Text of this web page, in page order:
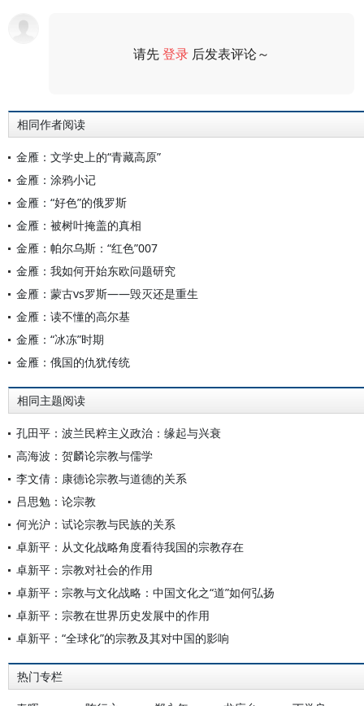
请先登录 后发表评论～
相同作者阅读
金雁：文学史上的“青藏高原”
金雁：涂鸦小记
金雁：“好色”的俄罗斯
金雁：被树叶掩盖的真相
金雁：帕尔乌斯：“红色”007
金雁：我如何开始东欧问题研究
金雁：蒙古vs罗斯——毁灭还是重生
金雁：读不懂的高尔基
金雁：“冰冻”时期
金雁：俄国的仇犹传统
相同主题阅读
孔田平：波兰民粹主义政治：缘起与兴衰
高海波：贺麟论宗教与儒学
李文倩：康德论宗教与道德的关系
吕思勉：论宗教
何光沪：试论宗教与民族的关系
卓新平：从文化战略角度看待我国的宗教存在
卓新平：宗教对社会的作用
卓新平：宗教与文化战略：中国文化之“道”如何弘扬
卓新平：宗教在世界历史发展中的作用
卓新平：“全球化”的宗教及其对中国的影响
热门专栏